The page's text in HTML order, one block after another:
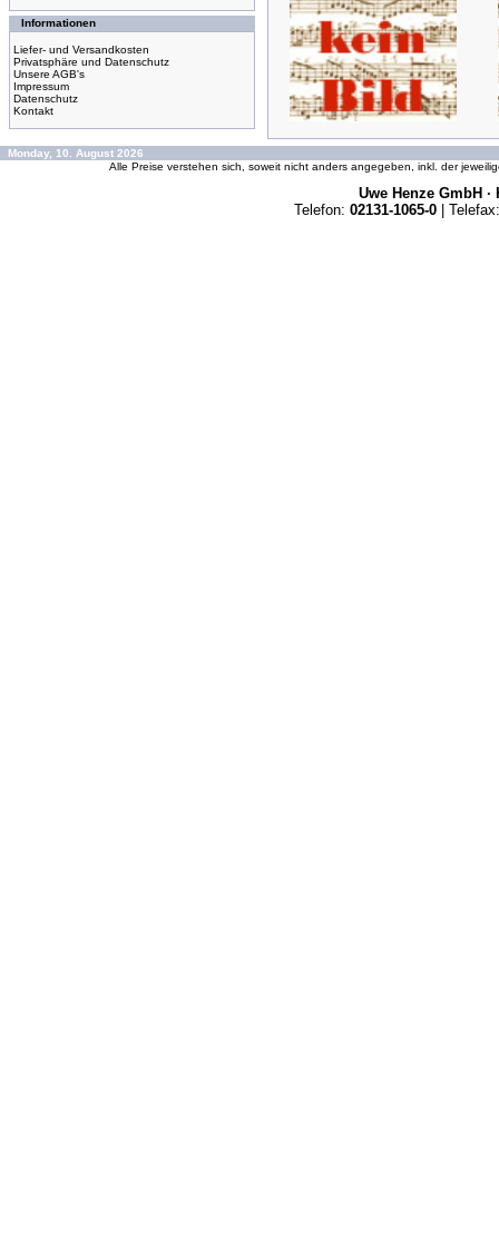
Informationen
Liefer- und Versandkosten
Privatsphäre und Datenschutz
Unsere AGB's
Impressum
Datenschutz
Kontakt
Monday, 10. August 2026
Alle Preise verstehen sich, soweit nicht anders angegeben, inkl. der
Uwe Henze GmbH ·
Telefon: 02131-1065-0 | Telefax: